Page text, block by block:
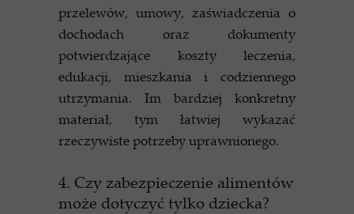
przelewów, umowy, zaświadczenia o
dochodach oraz dokumenty
potwierdzające koszty leczenia,
edukacji, mieszkania i codziennego
utrzymania. Im bardziej konkretny
materiał, tym łatwiej wykazać
rzeczywiste potrzeby uprawnionego.
4. Czy zabezpieczenie alimentów
może dotyczyć tylko dziecka?